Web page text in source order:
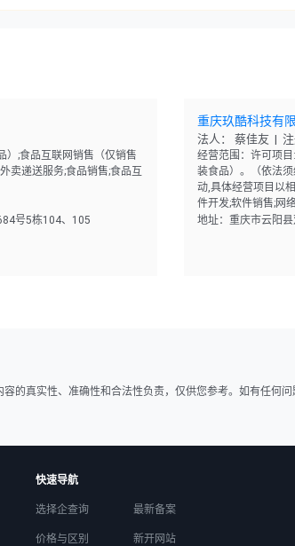
）;食品互联网销售（仅销售
卖递送服务;食品销售;食品互
号5栋104、105
重庆玖酷科技有
法人： 蔡佳友 |
经营范围：许可项
装食品）。（依法
动,具体经营项目以
件开发;软件销售;网
告发布（非广播电台
地址：重庆市云阳
的真实性、准确性和合法性负责，仅供您参考。如有任何
快速导航
选择企查询 最新备案
价格与区别 新开网站